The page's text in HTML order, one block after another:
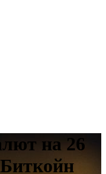
на 26
Биткойн